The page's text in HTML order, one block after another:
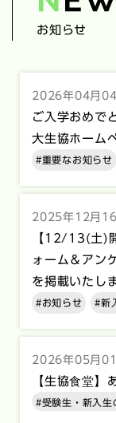
お知らせ
2026年04月
ご入学おめで
大生協ホーム
#重要なお知らせ
2025年12月
【12/13(土)
ォーム＆アン
を掲載いたし
#お知らせ #新
2026年05月01
【生協食堂】
#受験生・新入生